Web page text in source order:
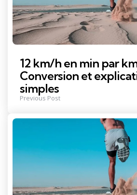
12 km/h en min par
Conversion et
simples
Previous Post